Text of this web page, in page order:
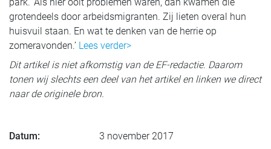
grotendeels door arbeidsmigranten. Zij lieten overal hun
huisvuil staan. En wat te denken van de herrie op
zomeravonden.’ Lees verder>
Dit artikel is niet afkomstig van de EF-redactie. Daarom
tonen wij slechts een deel van het artikel en linken we direct
naar de originele bron.
Datum:
3 november 2017